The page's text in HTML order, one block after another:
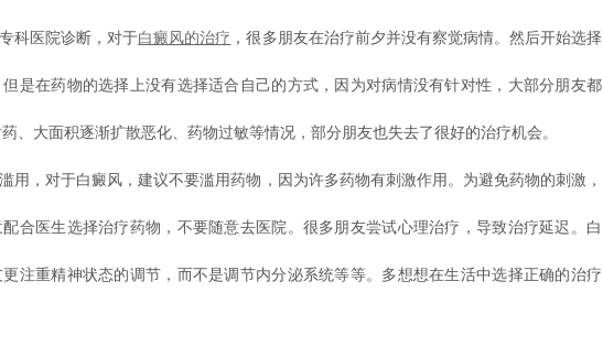
医院诊断，对于白癜风的治疗 ，很多朋友在治疗前夕并没有察觉病情。然后开始选择
是在药物的选择上没有选择适合自己的方式，因为对病情没有针对性，大部分朋友都
、大面积逐渐扩散恶化、药物过敏等情况，部分朋友也失去了很好的治疗机会。
，对于白癜风，建议不要滥用药物，因为许多药物有刺激作用。为避免药物的刺激，
合医生选择治疗药物，不要随意去医院。很多朋友尝试心理治疗，导致治疗延迟。白
注重精神状态的调节，而不是调节内分泌系统等等。多想想在生活中选择正确的治疗